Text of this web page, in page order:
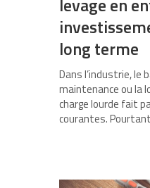
long terme
Dans l’industrie, le
maintenance ou la
charge lourde fait
courantes.